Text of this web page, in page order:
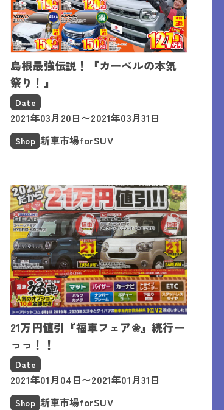
島根最強伝説！『カーベルの本気
祭り！』
Date
2021年03月20日〜2021年03月31日
Shop 新車市場forSUV
21万円値引『福車フェア❀』続行ー
っっ！！
Date
2021年01月04日〜2021年01月31日
Shop 新車市場forSUV